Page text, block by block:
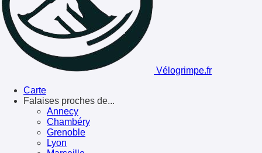
Vélogrimpe.fr
Carte
Falaises proches de...
Annecy
Chambéry
Grenoble
Lyon